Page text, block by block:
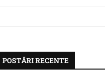
POSTĂRI RECENTE